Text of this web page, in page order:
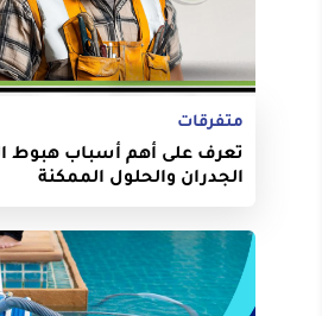
متفرقات
تعرف على أهم أسباب هبوط
الجدران والحلول الممكنة